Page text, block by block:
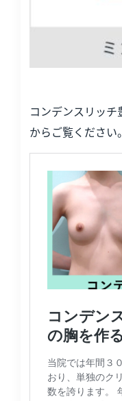
コンデンスリッ
からご覧ください。